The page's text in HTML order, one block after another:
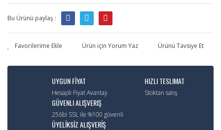
Bu Ürünü paylaş :
Ürün için Yorum Yaz Ürünü Tavsiye Et
UYGUN FİYAT
Hesaplı Fiyat Avantajı
HIZLI TESLIMAT
Stoktan satış
GÜVENLI ALIŞVERIŞ
256bi SSL ile %100 güvenli
ÜYELİKSİZ ALIŞVERİŞ